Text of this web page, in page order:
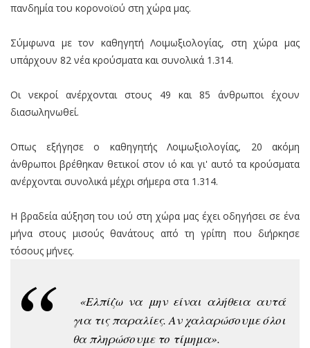
πανδημία του κορονοϊού στη χώρα μας.
Σύμφωνα με τον καθηγητή Λοιμωξιολογίας, στη χώρα μας
υπάρχουν 82 νέα κρούσματα και συνολικά 1.314.
Οι νεκροί ανέρχονται στους 49 και 85 άνθρωποι έχουν
διασωληνωθεί.
Οπως εξήγησε ο καθηγητής Λοιμωξιολογίας, 20 ακόμη
άνθρωποι βρέθηκαν θετικοί στον ιό και γι' αυτό τα κρούσματα
ανέρχονται συνολικά μέχρι σήμερα στα 1.314.
Η βραδεία αύξηση του ιού στη χώρα μας έχει οδηγήσει σε ένα
μήνα στους μισούς θανάτους από τη γρίπη που διήρκησε
τόσους μήνες.
«Ελπίζω να μην είναι αλήθεια αυτά
για τις παραλίες. Αν χαλαρώσουμε όλοι
θα πληρώσουμε το τίμημα».